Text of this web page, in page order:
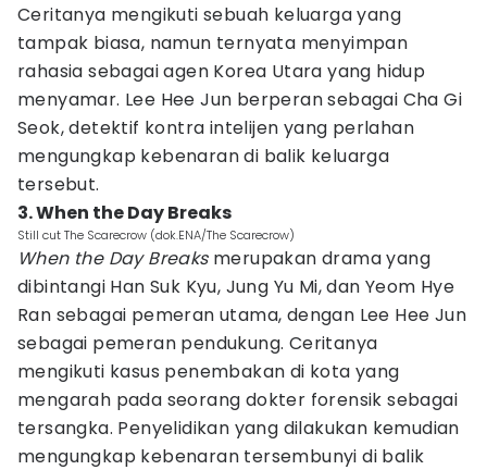
Ceritanya mengikuti sebuah keluarga yang
tampak biasa, namun ternyata menyimpan
rahasia sebagai agen Korea Utara yang hidup
menyamar. Lee Hee Jun berperan sebagai Cha Gi
Seok, detektif kontra intelijen yang perlahan
mengungkap kebenaran di balik keluarga
tersebut.
3. When the Day Breaks
Still cut The Scarecrow (dok.ENA/The Scarecrow)
When the Day Breaksmerupakan drama yang
dibintangi Han Suk Kyu, Jung Yu Mi, dan Yeom Hye
Ran sebagai pemeran utama, dengan Lee Hee Jun
sebagai pemeran pendukung. Ceritanya
mengikuti kasus penembakan di kota yang
mengarah pada seorang dokter forensik sebagai
tersangka. Penyelidikan yang dilakukan kemudian
mengungkap kebenaran tersembunyi di balik